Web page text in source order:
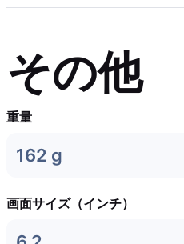
その他
重量
162 g
画面サイズ（インチ）